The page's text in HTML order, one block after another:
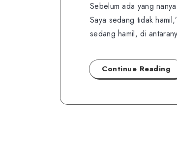
Sebelum ada yang
Saya sedang tidak
sedang hamil, di
Continue Reading